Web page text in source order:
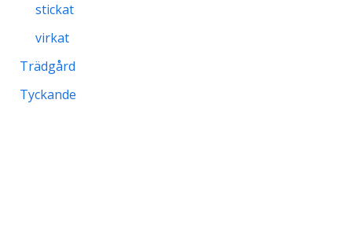
stickat
virkat
Trädgård
Tyckande